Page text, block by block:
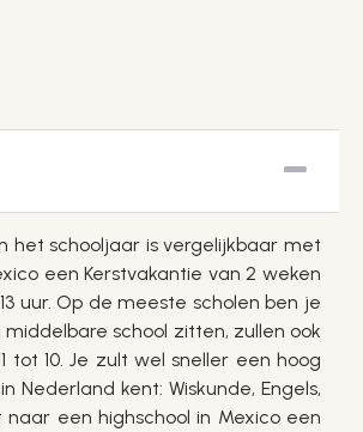
het schooljaar is vergelijkbaar met
een Kerstvakantie van 2 weken
uur. Op de meeste scholen ben je
school zitten, zullen ook
10. Je zult wel sneller een hoog
kent: Wiskunde, Engels,
een highschool in Mexico een